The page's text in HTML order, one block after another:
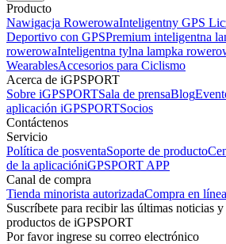
Producto
Nawigacja RowerowaInteligentny GPS
Deportivo con GPSPremium inteligentna
rowerowaInteligentna tylna lampka
WearablesAccesorios para Ciclismo
Acerca de iGPSPORT
Sobre iGPSPORTSala de prensaBlog
aplicación iGPSPORTSocios
Contáctenos
Servicio
Política de posventaSoporte de producto
de la aplicacióniGPSPORT APP
Canal de compra
Tienda minorista autorizadaCompra en línea
Suscríbete para recibir las últimas noticias
productos de iGPSPORT
Por favor ingrese su correo electrónico